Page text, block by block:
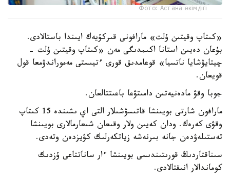
Фото: Астана әкімдігі
«كىتاپ وقيتىن ۇلت» مارافونى قىركۇيەك ايىندا باستالادى.
بۇعان دەيىن استانا اكىمدىگى مەن «كىتاپ وقيتىن ۇلت -
چيتايۋشايا ناتسيا» قوعامدىق قورى ءتيىستى مەموراندۋمعا قول
قويعان.
جوبا وقۋ مادەنيەتىن دامىتۋعا باعىتتالعان.
مارافون شارتى بويىنشا قاتىسۋشىلار التى اي ىشىندە 15 كىتاپ
وقۋى كەرەك. ودان كەيىن ولار وقىعان شىعارمالارى بويىنشا
تەستىلەۋدەن جانە بىرنەشە زياتكەرلىك كۋيزدەن وتەدى.
سىناقتاردىڭ قورىتىندىسى بويىنشا ءار ساناتتاعى ۇزدىك
كوماندالار انىقتالادى.